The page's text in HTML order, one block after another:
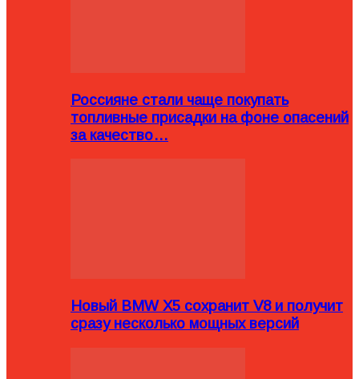
Россияне стали чаще покупать
топливные присадки на фоне опасений
за качество…
Новый BMW X5 сохранит V8 и получит
сразу несколько мощных версий